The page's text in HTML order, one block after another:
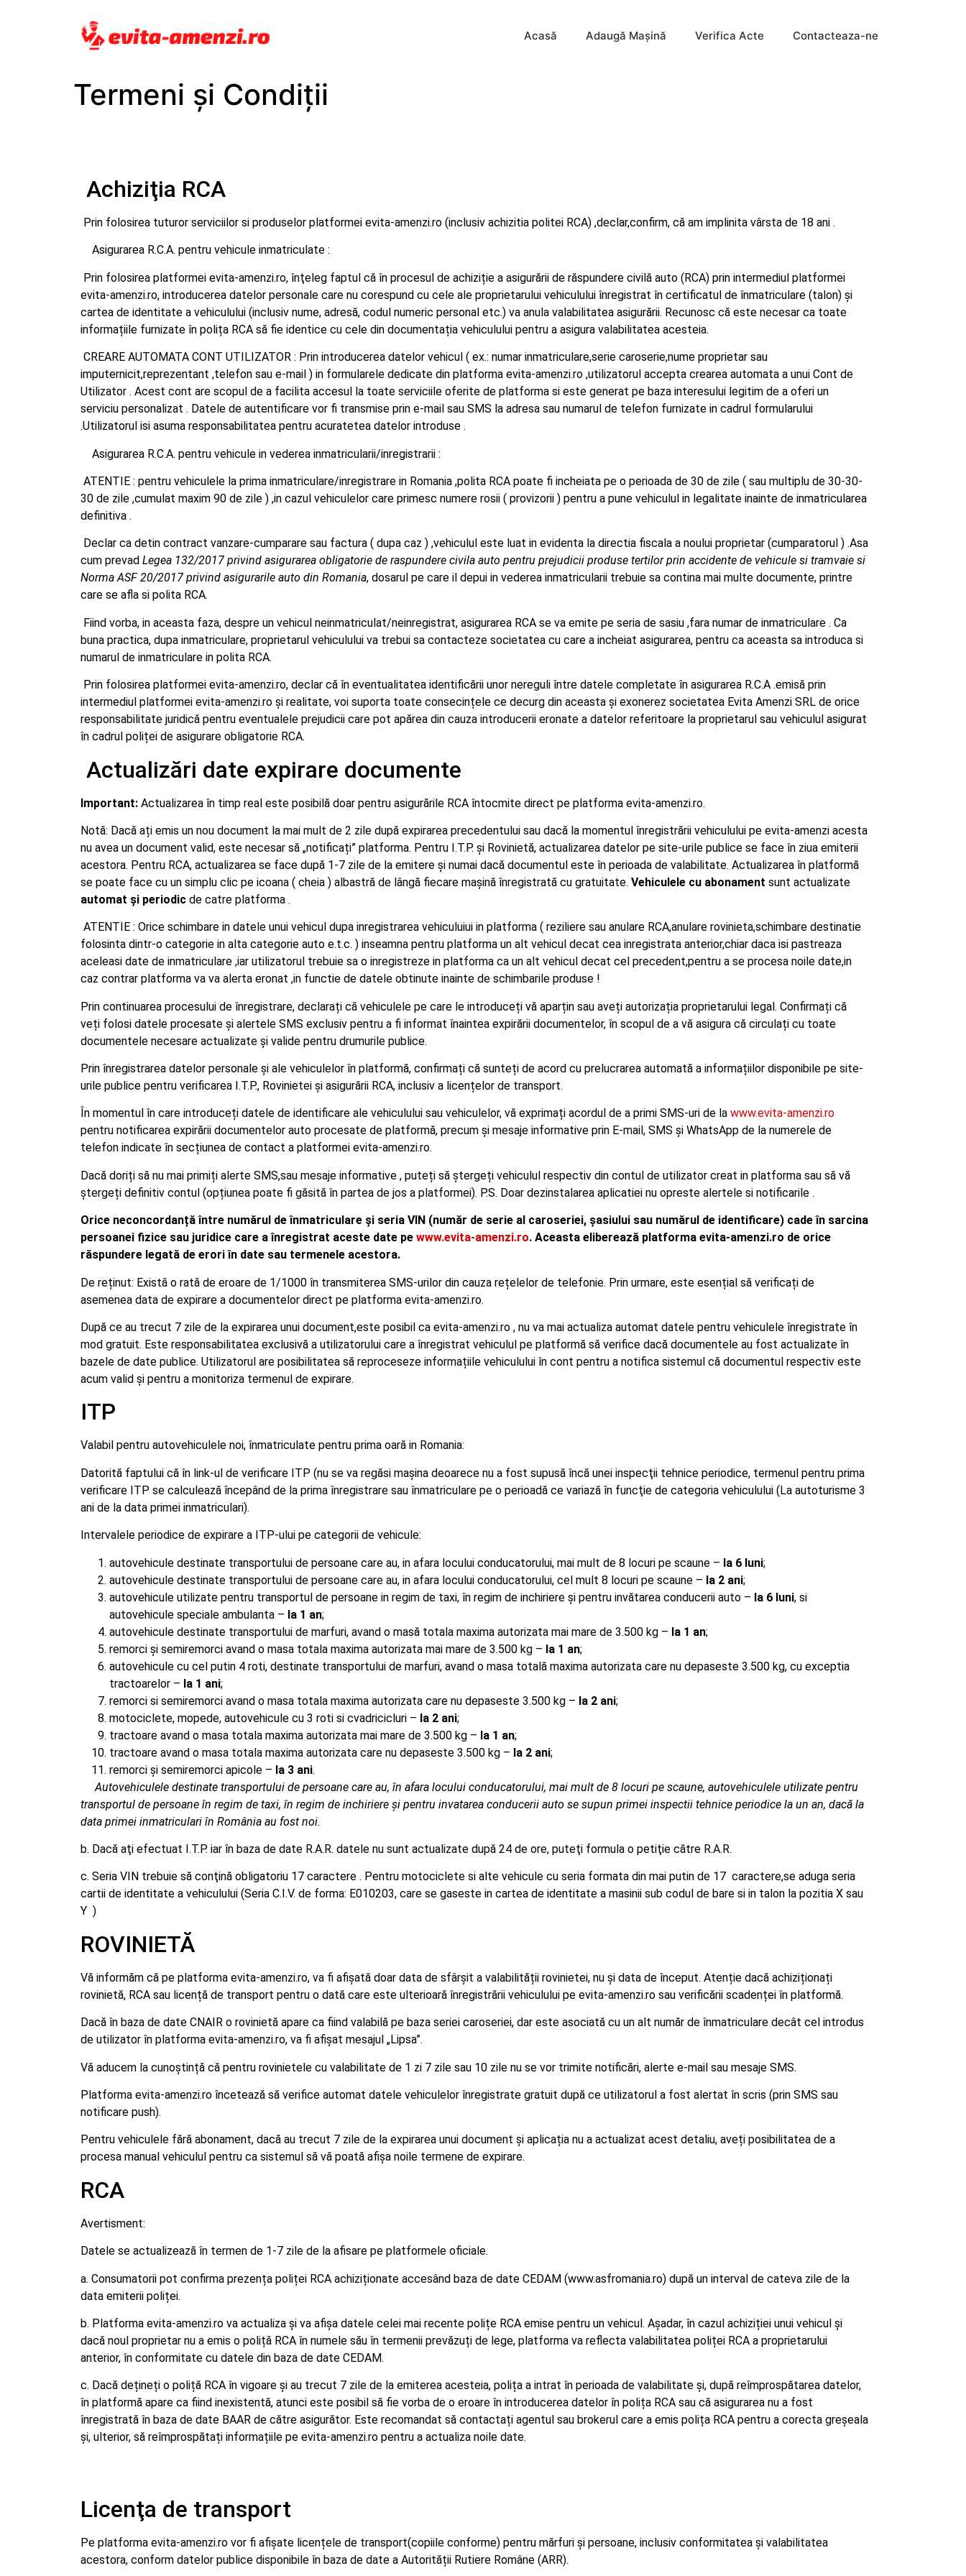
Acasă Adaugă Maşină Verifica Acte Contacteaza-ne
Termeni şi Condiţii
Achiziţia RCA
Prin folosirea tuturor serviciilor si produselor platformei evita-amenzi.ro (inclusiv achizitia politei RCA) ,declar,confirm, că am implinita vârsta de 18 ani .
Asigurarea R.C.A. pentru vehicule inmatriculate :
Prin folosirea platformei evita-amenzi.ro, înţeleg faptul că în procesul de achiziție a asigurării de răspundere civilă auto (RCA) prin intermediul platformei
evita-amenzi.ro, introducerea datelor personale care nu corespund cu cele ale proprietarului vehiculului înregistrat în certificatul de înmatriculare (talon) și
cartea de identitate a vehiculului (inclusiv nume, adresă, codul numeric personal etc.) va anula valabilitatea asigurării. Recunosc că este necesar ca toate
informațiile furnizate în polița RCA să fie identice cu cele din documentația vehiculului pentru a asigura valabilitatea acesteia.
CREARE AUTOMATA CONT UTILIZATOR : Prin introducerea datelor vehicul ( ex.: numar inmatriculare,serie caroserie,nume proprietar sau
imputernicit,reprezentant ,telefon sau e-mail ) in formularele dedicate din platforma evita-amenzi.ro ,utilizatorul accepta crearea automata a unui Cont de
Utilizator . Acest cont are scopul de a facilita accesul la toate serviciile oferite de platforma si este generat pe baza interesului legitim de a oferi un
serviciu personalizat . Datele de autentificare vor fi transmise prin e-mail sau SMS la adresa sau numarul de telefon furnizate in cadrul formularului
.Utilizatorul isi asuma responsabilitatea pentru acuratetea datelor introduse .
Asigurarea R.C.A. pentru vehicule in vederea inmatricularii/inregistrarii :
ATENTIE : pentru vehiculele la prima inmatriculare/inregistrare in Romania ,polita RCA poate fi incheiata pe o perioada de 30 de zile ( sau multiplu de 30-30-
30 de zile ,cumulat maxim 90 de zile ) ,in cazul vehiculelor care primesc numere rosii ( provizorii ) pentru a pune vehiculul in legalitate inainte de inmatricularea
definitiva .
Declar ca detin contract vanzare-cumparare sau factura ( dupa caz ) ,vehiculul este luat in evidenta la directia fiscala a noului proprietar (cumparatorul ) .Asa
cum prevad Legea 132/2017 privind asigurarea obligatorie de raspundere civila auto pentru prejudicii produse tertilor prin accidente de vehicule si tramvaie si
Norma ASF 20/2017 privind asigurarile auto din Romania, dosarul pe care il depui in vederea inmatricularii trebuie sa contina mai multe documente, printre
care se afla si polita RCA.
Fiind vorba, in aceasta faza, despre un vehicul neinmatriculat/neinregistrat, asigurarea RCA se va emite pe seria de sasiu ,fara numar de inmatriculare . Ca
buna practica, dupa inmatriculare, proprietarul vehiculului va trebui sa contacteze societatea cu care a incheiat asigurarea, pentru ca aceasta sa introduca si
numarul de inmatriculare in polita RCA.
Prin folosirea platformei evita-amenzi.ro, declar că în eventualitatea identificării unor nereguli între datele completate în asigurarea R.C.A .emisă prin
intermediul platformei evita-amenzi.ro și realitate, voi suporta toate consecințele ce decurg din aceasta și exonerez societatea Evita Amenzi SRL de orice
responsabilitate juridică pentru eventualele prejudicii care pot apărea din cauza introducerii eronate a datelor referitoare la proprietarul sau vehiculul asigurat
în cadrul poliței de asigurare obligatorie RCA.
Actualizări date expirare documente
Important: Actualizarea în timp real este posibilă doar pentru asigurările RCA întocmite direct pe platforma evita-amenzi.ro.
Notă: Dacă ați emis un nou document la mai mult de 2 zile după expirarea precedentului sau dacă la momentul înregistrării vehiculului pe evita-amenzi acesta
nu avea un document valid, este necesar să „notificați” platforma. Pentru I.T.P. și Rovinietă, actualizarea datelor pe site-urile publice se face în ziua emiterii
acestora. Pentru RCA, actualizarea se face după 1-7 zile de la emitere și numai dacă documentul este în perioada de valabilitate. Actualizarea în platformă
se poate face cu un simplu clic pe icoana ( cheia ) albastră de lângă fiecare mașină înregistrată cu gratuitate. Vehiculele cu abonament sunt actualizate
automat și periodic de catre platforma .
ATENTIE : Orice schimbare in datele unui vehicul dupa inregistrarea vehiculuiui in platforma ( reziliere sau anulare RCA,anulare rovinieta,schimbare destinatie
folosinta dintr-o categorie in alta categorie auto e.t.c. ) inseamna pentru platforma un alt vehicul decat cea inregistrata anterior,chiar daca isi pastreaza
aceleasi date de inmatriculare ,iar utilizatorul trebuie sa o inregistreze in platforma ca un alt vehicul decat cel precedent,pentru a se procesa noile date,in
caz contrar platforma va va alerta eronat ,in functie de datele obtinute inainte de schimbarile produse !
Prin continuarea procesului de înregistrare, declarați că vehiculele pe care le introduceți vă aparțin sau aveți autorizația proprietarului legal. Confirmați că
veți folosi datele procesate și alertele SMS exclusiv pentru a fi informat înaintea expirării documentelor, în scopul de a vă asigura că circulați cu toate
documentele necesare actualizate și valide pentru drumurile publice.
Prin înregistrarea datelor personale și ale vehiculelor în platformă, confirmați că sunteți de acord cu prelucrarea automată a informațiilor disponibile pe site-
urile publice pentru verificarea I.T.P., Rovinietei și asigurării RCA, inclusiv a licențelor de transport.
În momentul în care introduceți datele de identificare ale vehiculului sau vehiculelor, vă exprimați acordul de a primi SMS-uri de la www.evita-amenzi.ro
pentru notificarea expirării documentelor auto procesate de platformă, precum și mesaje informative prin E-mail, SMS și WhatsApp de la numerele de
telefon indicate în secțiunea de contact a platformei evita-amenzi.ro.
Dacă doriți să nu mai primiți alerte SMS,sau mesaje informative , puteți să ștergeți vehiculul respectiv din contul de utilizator creat in platforma sau să vă
ștergeți definitiv contul (opțiunea poate fi găsită în partea de jos a platformei). P.S. Doar dezinstalarea aplicatiei nu opreste alertele si notificarile .
Orice neconcordanță între numărul de înmatriculare și seria VIN (număr de serie al caroseriei, șasiului sau numărul de identificare) cade în sarcina
persoanei fizice sau juridice care a înregistrat aceste date pe www.evita-amenzi.ro. Aceasta eliberează platforma evita-amenzi.ro de orice
răspundere legată de erori în date sau termenele acestora.
De reținut: Există o rată de eroare de 1/1000 în transmiterea SMS-urilor din cauza rețelelor de telefonie. Prin urmare, este esențial să verificați de
asemenea data de expirare a documentelor direct pe platforma evita-amenzi.ro.
După ce au trecut 7 zile de la expirarea unui document,este posibil ca evita-amenzi.ro , nu va mai actualiza automat datele pentru vehiculele înregistrate în
mod gratuit. Este responsabilitatea exclusivă a utilizatorului care a înregistrat vehiculul pe platformă să verifice dacă documentele au fost actualizate în
bazele de date publice. Utilizatorul are posibilitatea să reproceseze informațiile vehiculului în cont pentru a notifica sistemul că documentul respectiv este
acum valid și pentru a monitoriza termenul de expirare.
ITP
Valabil pentru autovehiculele noi, înmatriculate pentru prima oară in Romania:
Datorită faptului că în link-ul de verificare ITP (nu se va regăsi maşina deoarece nu a fost supusă încă unei inspecţii tehnice periodice, termenul pentru prima
verificare ITP se calculează începând de la prima înregistrare sau înmatriculare pe o perioadă ce variază în funcţie de categoria vehiculului (La autoturisme 3
ani de la data primei inmatriculari).
Intervalele periodice de expirare a ITP-ului pe categorii de vehicule:
autovehicule destinate transportului de persoane care au, in afara locului conducatorului, mai mult de 8 locuri pe scaune – la 6 luni;
autovehicule destinate transportului de persoane care au, in afara locului conducatorului, cel mult 8 locuri pe scaune – la 2 ani;
autovehicule utilizate pentru transportul de persoane in regim de taxi, în regim de inchiriere şi pentru invătarea conducerii auto – la 6 luni, si
autovehicule speciale ambulanta – la 1 an;
autovehicule destinate transportului de marfuri, avand o masă totala maxima autorizata mai mare de 3.500 kg – la 1 an;
remorci şi semiremorci avand o masa totala maxima autorizata mai mare de 3.500 kg – la 1 an;
autovehicule cu cel putin 4 roti, destinate transportului de marfuri, avand o masa totală maxima autorizata care nu depaseste 3.500 kg, cu exceptia
tractoarelor – la 1 ani;
remorci si semiremorci avand o masa totala maxima autorizata care nu depaseste 3.500 kg – la 2 ani;
motociclete, mopede, autovehicule cu 3 roti si cvadricicluri – la 2 ani;
tractoare avand o masa totala maxima autorizata mai mare de 3.500 kg – la 1 an;
tractoare avand o masa totala maxima autorizata care nu depaseste 3.500 kg – la 2 ani;
remorci şi semiremorci apicole – la 3 ani.
Autovehiculele destinate transportului de persoane care au, în afara locului conducatorului, mai mult de 8 locuri pe scaune, autovehiculele utilizate pentru
transportul de persoane în regim de taxi, în regim de inchiriere şi pentru invatarea conducerii auto se supun primei inspectii tehnice periodice la un an, dacă la
data primei inmatriculari în România au fost noi.
b. Dacă aţi efectuat I.T.P. iar în baza de date R.A.R. datele nu sunt actualizate după 24 de ore, puteţi formula o petiţie către R.A.R.
c. Seria VIN trebuie să conţină obligatoriu 17 caractere . Pentru motociclete si alte vehicule cu seria formata din mai putin de 17 caractere,se aduga seria
cartii de identitate a vehiculului (Seria C.I.V. de forma: E010203, care se gaseste in cartea de identitate a masinii sub codul de bare si in talon la pozitia X sau
Y )
ROVINIETĂ
Vă informăm că pe platforma evita-amenzi.ro, va fi afișată doar data de sfârșit a valabilității rovinietei, nu și data de început. Atenție dacă achiziționați
rovinietă, RCA sau licență de transport pentru o dată care este ulterioară înregistrării vehiculului pe evita-amenzi.ro sau verificării scadenței în platformă.
Dacă în baza de date CNAIR o rovinietă apare ca fiind valabilă pe baza seriei caroseriei, dar este asociată cu un alt număr de înmatriculare decât cel introdus
de utilizator în platforma evita-amenzi.ro, va fi afișat mesajul „Lipsa”.
Vă aducem la cunoștință că pentru rovinietele cu valabilitate de 1 zi 7 zile sau 10 zile nu se vor trimite notificări, alerte e-mail sau mesaje SMS.
Platforma evita-amenzi.ro încetează să verifice automat datele vehiculelor înregistrate gratuit după ce utilizatorul a fost alertat în scris (prin SMS sau
notificare push).
Pentru vehiculele fără abonament, dacă au trecut 7 zile de la expirarea unui document și aplicația nu a actualizat acest detaliu, aveți posibilitatea de a
procesa manual vehiculul pentru ca sistemul să vă poată afișa noile termene de expirare.
RCA
Avertisment:
Datele se actualizează în termen de 1-7 zile de la afisare pe platformele oficiale.
a. Consumatorii pot confirma prezența poliței RCA achiziționate accesând baza de date CEDAM (www.asfromania.ro) după un interval de cateva zile de la
data emiterii poliței.
b. Platforma evita-amenzi.ro va actualiza și va afișa datele celei mai recente polițe RCA emise pentru un vehicul. Așadar, în cazul achiziției unui vehicul și
dacă noul proprietar nu a emis o poliță RCA în numele său în termenii prevăzuți de lege, platforma va reflecta valabilitatea poliței RCA a proprietarului
anterior, în conformitate cu datele din baza de date CEDAM.
c. Dacă dețineți o poliță RCA în vigoare și au trecut 7 zile de la emiterea acesteia, polița a intrat în perioada de valabilitate și, după reîmprospătarea datelor,
în platformă apare ca fiind inexistentă, atunci este posibil să fie vorba de o eroare în introducerea datelor în polița RCA sau că asigurarea nu a fost
înregistrată în baza de date BAAR de către asigurător. Este recomandat să contactați agentul sau brokerul care a emis polița RCA pentru a corecta greșeala
și, ulterior, să reîmprospătați informațiile pe evita-amenzi.ro pentru a actualiza noile date.
Licenţa de transport
Pe platforma evita-amenzi.ro vor fi afișate licențele de transport(copiile conforme) pentru mărfuri și persoane, inclusiv conformitatea și valabilitatea
acestora, conform datelor publice disponibile în baza de date a Autorității Rutiere Române (ARR).